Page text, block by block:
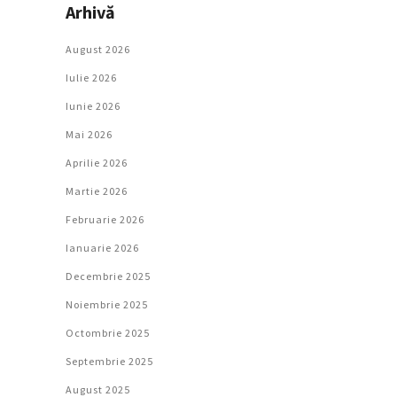
Arhivă
August 2026
Iulie 2026
Iunie 2026
Mai 2026
Aprilie 2026
Martie 2026
Februarie 2026
Ianuarie 2026
Decembrie 2025
Noiembrie 2025
Octombrie 2025
Septembrie 2025
August 2025